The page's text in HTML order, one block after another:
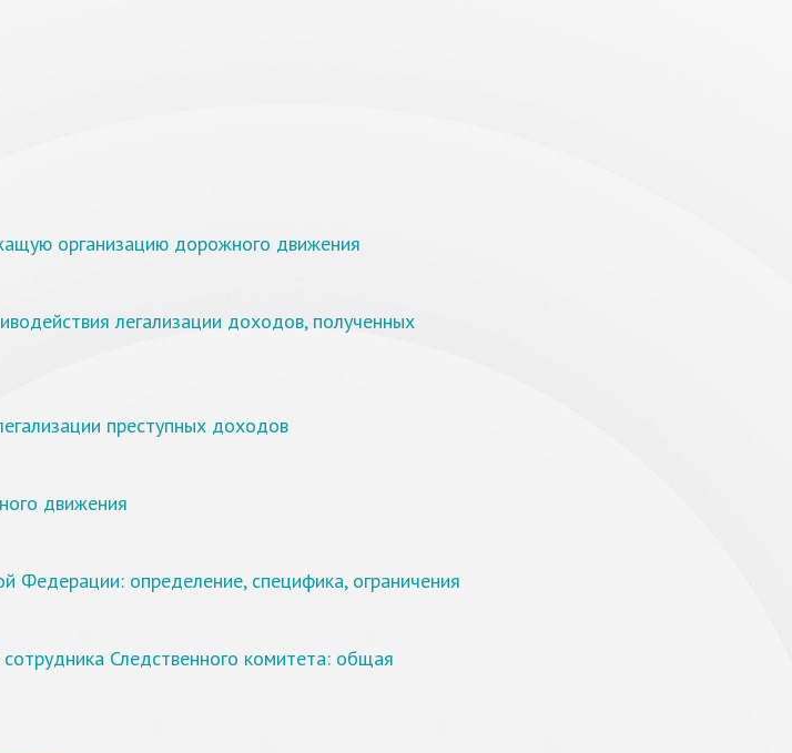
организацию дорожного движения
легализации доходов, полученных
преступных доходов
движения
Федерации: определение, специфика, ограничения
Следственного комитета: общая